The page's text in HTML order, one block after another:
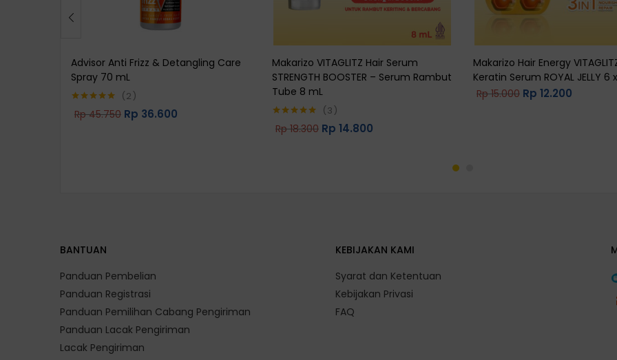
Advisor Anti Frizz & Detangling Care
Spray 70 mL
Rated5.00
2
Rp45.750 Rp 36.600
Makarizo VITAGLITZ Hair Serum
STRENGTH BOOSTER – Serum Rambut
Tube 8 mL
Rated5.00
3
Rp18.300 Rp 14.800
Makarizo Hair Energy
Keratin Serum ROYAL JELLY 6
Rp15.000 Rp 12.200
BANTUAN
Panduan Pembelian
Panduan Registrasi
Panduan Pemilihan Cabang Pengiriman
Panduan Lacak Pengiriman
Lacak Pengiriman
KEBIJAKAN KAMI
Syarat dan Ketentuan
Kebijakan Privasi
FAQ